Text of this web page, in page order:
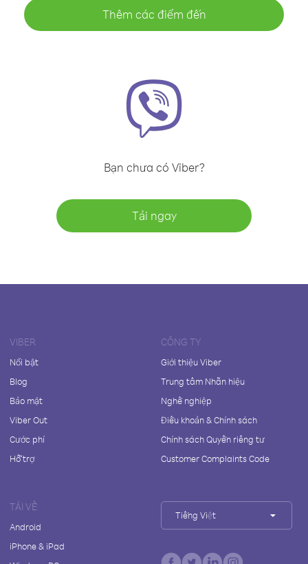
Thêm các điểm đến
Bạn chưa có Viber?
Tải ngay
VIBER
Nổi bật
Blog
Bảo mật
Viber Out
Cước phí
Hỗ trợ
CÔNG TY
Giới thiệu Viber
Trung tâm Nhãn hiệu
Nghề nghiệp
Điều khoản & Chính sách
Chính sách Quyền riêng tư
Customer Complaints Code
TẢI VỀ
Android
iPhone & iPad
Tiếng Việt